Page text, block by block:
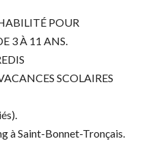
POUR
3 À 11 ANS.
SCOLAIRES
à Saint-Bonnet-Tronçais.